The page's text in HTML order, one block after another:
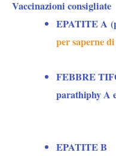
Vaccinazioni consigliate
EPATITE A
per saperne
FEBBRE
parathiphy A
EPATITE B